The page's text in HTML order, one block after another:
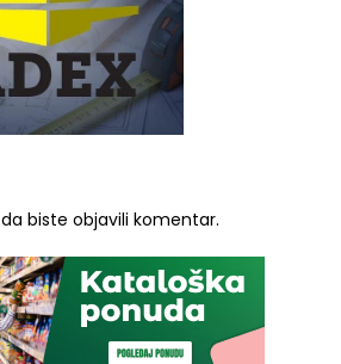
da biste objavili komentar.